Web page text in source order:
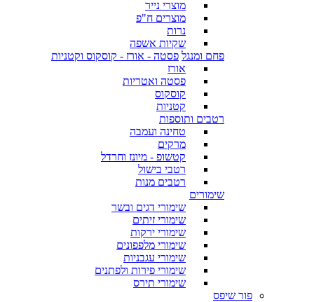
מוצרי נייר
מוצרים ח"פ
נרות
שקיות אשפה
פחם ומנגל פסטה - אורז - קוסקוס וקטניות
אורז
פסטה ואטריות
קוסקוס
קטניות
רטבים ותוספות
טחינה ועמבה
מרקים
קטשופ - מיונז וחרדל
רטבי בישול
רטבים מנות
שימורים
שימורי דגים ובשר
שימורי זיתים
שימורי ירקות
שימורי מלפפונים
שימורי עגבניות
שימורי פירות ולפתנים
שימורי תירס
פור שיפס